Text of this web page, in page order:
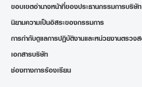
ขอบเขตอำนาจหน้าที่ของประธานกรรมการบริษัท
นิยามความเป็นอิสระของกรรมการ
การกำกับดูแลการปฏิบัติงานและหน่วยงานตรวจ
เอกสารบริษัท
ช่องทางการร้องเรียน